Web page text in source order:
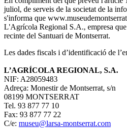
juliol, de serveis de la societat de la
s'informa que
L'Agrícola Regional S.A., empresa que
recinte del Santuari de Montserrat.
Les dades fiscals i d’identificació de
L’AGRÍCOLA REGIONAL, S.A.
NIF: A28059483
Adreça: Monestir de Montserrat, s/n
08199 MONTSERRAT
Tel. 93 877 77 10
Fax: 93 877 77 22
C/e: museu@larsa-montserrat.com